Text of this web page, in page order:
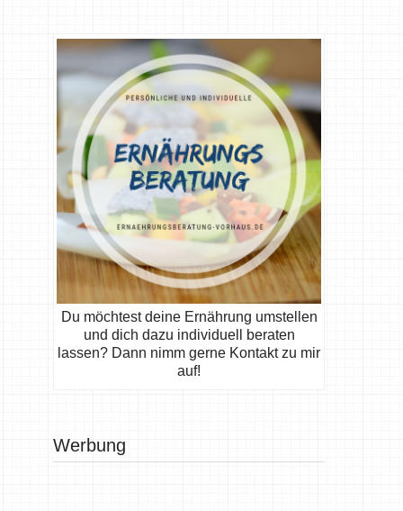
Du möchtest deine Ernährung umstellen
und dich dazu individuell beraten
lassen? Dann nimm gerne Kontakt zu mir
auf!
Werbung